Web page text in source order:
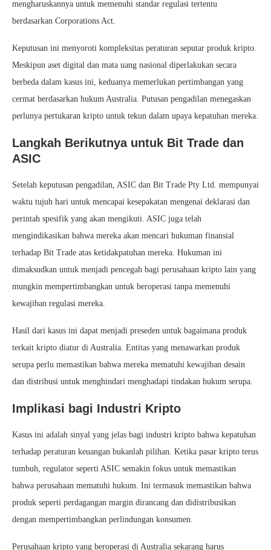
mengharuskannya untuk memenuhi standar regulasi tertentu
berdasarkan Corporations Act.
Keputusan ini menyoroti kompleksitas peraturan seputar produk kripto.
Meskipun aset digital dan mata uang nasional diperlakukan secara
berbeda dalam kasus ini, keduanya memerlukan pertimbangan yang
cermat berdasarkan hukum Australia. Putusan pengadilan menegaskan
perlunya pertukaran kripto untuk tekun dalam upaya kepatuhan mereka.
Langkah Berikutnya untuk Bit Trade dan
ASIC
Setelah keputusan pengadilan, ASIC dan Bit Trade Pty Ltd. mempunyai
waktu tujuh hari untuk mencapai kesepakatan mengenai deklarasi dan
perintah spesifik yang akan mengikuti. ASIC juga telah
mengindikasikan bahwa mereka akan mencari hukuman finansial
terhadap Bit Trade atas ketidakpatuhan mereka. Hukuman ini
dimaksudkan untuk menjadi pencegah bagi perusahaan kripto lain yang
mungkin mempertimbangkan untuk beroperasi tanpa memenuhi
kewajiban regulasi mereka.
Hasil dari kasus ini dapat menjadi preseden untuk bagaimana produk
terkait kripto diatur di Australia. Entitas yang menawarkan produk
serupa perlu memastikan bahwa mereka mematuhi kewajiban desain
dan distribusi untuk menghindari menghadapi tindakan hukum serupa.
Implikasi bagi Industri Kripto
Kasus ini adalah sinyal yang jelas bagi industri kripto bahwa kepatuhan
terhadap peraturan keuangan bukanlah pilihan. Ketika pasar kripto terus
tumbuh, regulator seperti ASIC semakin fokus untuk memastikan
bahwa perusahaan mematuhi hukum. Ini termasuk memastikan bahwa
produk seperti perdagangan margin dirancang dan didistribusikan
dengan mempertimbangkan perlindungan konsumen.
Perusahaan kripto yang beroperasi di Australia sekarang harus